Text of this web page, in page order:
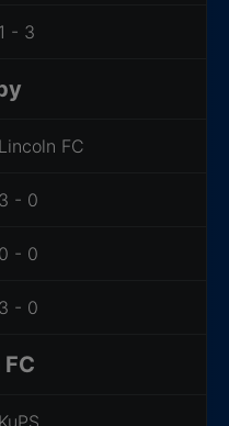
1 - 3
Lincoln FC
3 - 0
0 - 0
3 - 0